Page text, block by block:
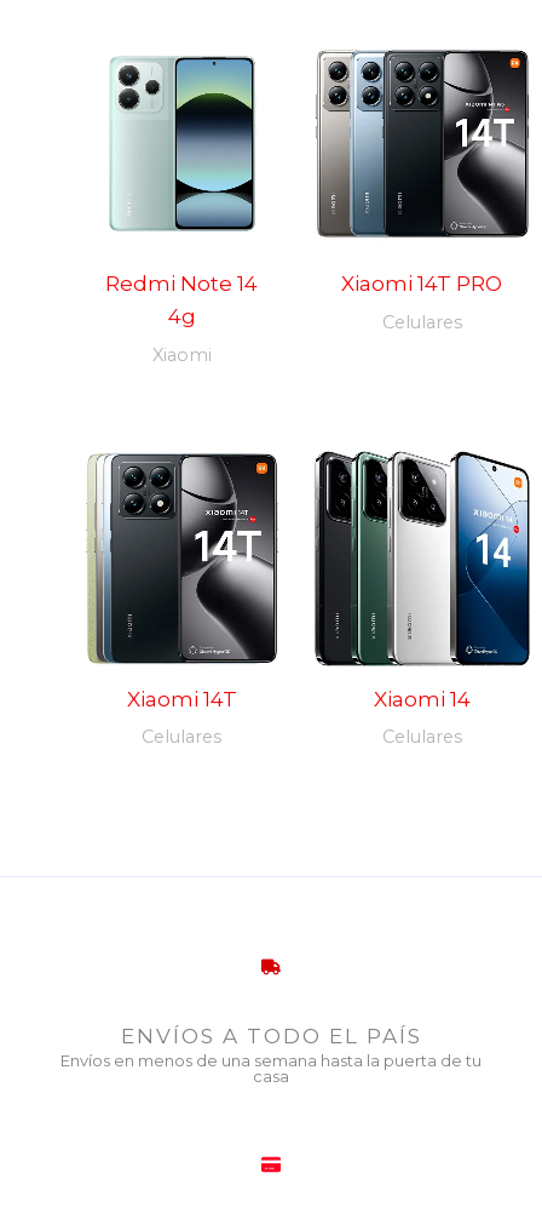
Redmi Note 14
4g
Xiaomi
Xiaomi 14T PRO
Celulares
Xiaomi 14T
Celulares
Xiaomi 14
Celulares
ENVÍOS A TODO EL PAÍS
Envíos en menos de una semana hasta la puerta de tu
casa